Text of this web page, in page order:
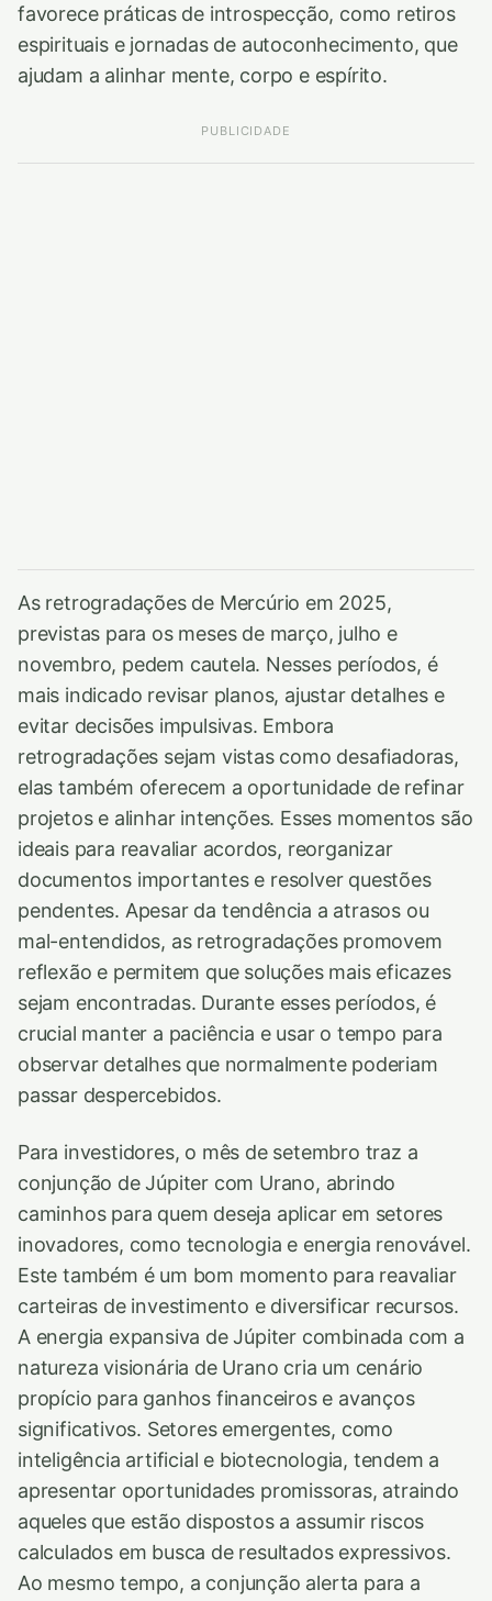
favorece práticas de introspecção, como retiros
espirituais e jornadas de autoconhecimento, que
ajudam a alinhar mente, corpo e espírito.
PUBLICIDADE
As retrogradações de Mercúrio em 2025,
previstas para os meses de março, julho e
novembro, pedem cautela. Nesses períodos, é
mais indicado revisar planos, ajustar detalhes e
evitar decisões impulsivas. Embora
retrogradações sejam vistas como desafiadoras,
elas também oferecem a oportunidade de refinar
projetos e alinhar intenções. Esses momentos são
ideais para reavaliar acordos, reorganizar
documentos importantes e resolver questões
pendentes. Apesar da tendência a atrasos ou
mal-entendidos, as retrogradações promovem
reflexão e permitem que soluções mais eficazes
sejam encontradas. Durante esses períodos, é
crucial manter a paciência e usar o tempo para
observar detalhes que normalmente poderiam
passar despercebidos.
Para investidores, o mês de setembro traz a
conjunção de Júpiter com Urano, abrindo
caminhos para quem deseja aplicar em setores
inovadores, como tecnologia e energia renovável.
Este também é um bom momento para reavaliar
carteiras de investimento e diversificar recursos.
A energia expansiva de Júpiter combinada com a
natureza visionária de Urano cria um cenário
propício para ganhos financeiros e avanços
significativos. Setores emergentes, como
inteligência artificial e biotecnologia, tendem a
apresentar oportunidades promissoras, atraindo
aqueles que estão dispostos a assumir riscos
calculados em busca de resultados expressivos.
Ao mesmo tempo, a conjunção alerta para a